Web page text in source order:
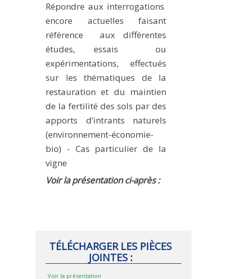
PRODUCTION
MÉTHODES ET OUTILS
LOGICIELS
PUBLICATIONS SUR HAL
WORKING PAPERS
NOTES THÉMATIQUES
NOS TRAVAUX EN VIDÉO
Répondre aux interrogations
encore actuelles faisant
référence aux différentes
études, essais ou
expérimentations, effectués
sur les thématiques de la
restauration et du maintien
de la fertilité des sols par des
apports d’intrants naturels
(environnement-économie-
bio) - Cas particulier de la
vigne
Voir la présentation ci-après :
TÉLÉCHARGER LES PIÈCES
JOINTES :
Voir la présentation